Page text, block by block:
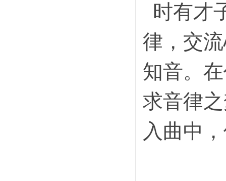
时有才
律，交
知音。
求音律
入曲中